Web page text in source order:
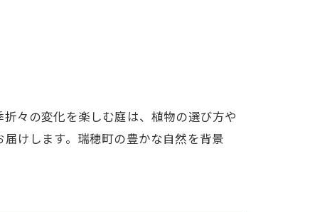
々の変化を楽しむ庭は、植物の選び方や
けします。瑞穂町の豊かな自然を背景